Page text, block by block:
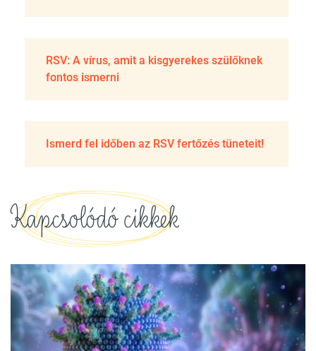
RSV: A vírus, amit a kisgyerekes szülőknek
fontos ismerni
Ismerd fel időben az RSV fertőzés tüneteit!
Kapcsolódó cikkek